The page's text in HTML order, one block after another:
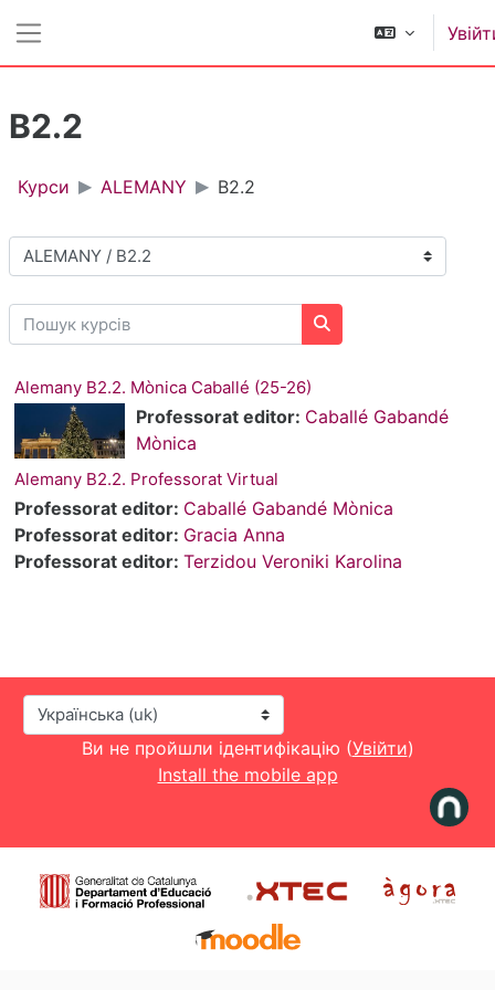
B2.2
Курси ALEMANY B2.2
Категорії курсів
Пошук курсів
Пошук курсів
Alemany B2.2. Mònica Caballé (25-26)
Professorat editor: Caballé Gabandé
Mònica
Alemany B2.2. Professorat Virtual
Professorat editor: Caballé Gabandé Mònica
Professorat editor: Gracia Anna
Professorat editor: Terzidou Veroniki Karolina
Мова інтерфейсу
Ви не пройшли ідентифікацію (Увійти)
Install the mobile app